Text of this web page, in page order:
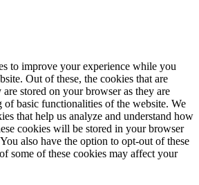
to improve your experience while you
Out of these, the cookies that are
are stored on your browser as they are
of basic functionalities of the website. We
that help us analyze and understand how
cookies will be stored in your browser
also have the option to opt-out of these
some of these cookies may affect your